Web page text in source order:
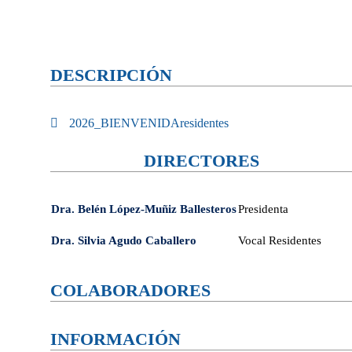
DESCRIPCIÓN
2026_BIENVENIDAresidentes
DIRECTORES
Dra. Belén López-Muñiz BallesterosPresidenta
Dra. Silvia Agudo Caballero Vocal Residentes
COLABORADORES
INFORMACIÓN